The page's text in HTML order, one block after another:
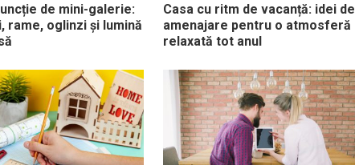
de mini-galerie:
rame, oglinzi și lumină
Casa cu ritm de vacanță: idei de
amenajare pentru o atmosferă
relaxată tot anul